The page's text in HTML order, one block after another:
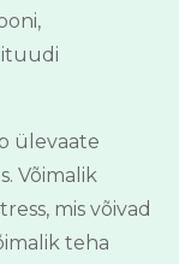
ülevaate
Võimalik
mis võivad
teha